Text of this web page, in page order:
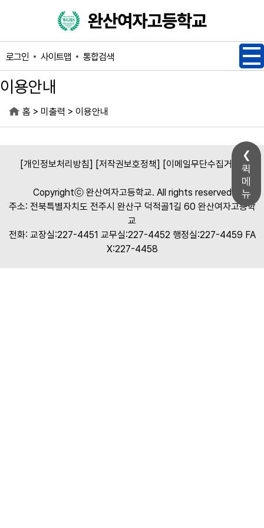
퀵
메
뉴
로그인 사이트맵 통합검색
이용안내
홈 > 미출력 > 이용안내
[개인정보처리방침] [저작권보호정책] [이메일무단수집거부]
Copyrightⓒ 완산여자고등학교. All rights reserved
주소: 전북특별자치도 전주시 완산구 덕적골1길 60 완산여자고등학
교
전화: 교장실:227-4451 교무실:227-4452 행정실:227-4459 FA
X:227-4458